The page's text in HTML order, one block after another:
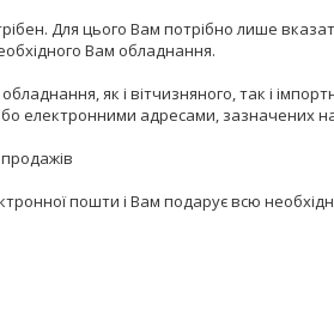
Для цього Вам потрібно лише
Вам обладнання.
як і вітчизняного, так і
електронними адресами, зазначених на
пошти і Вам подарує всю